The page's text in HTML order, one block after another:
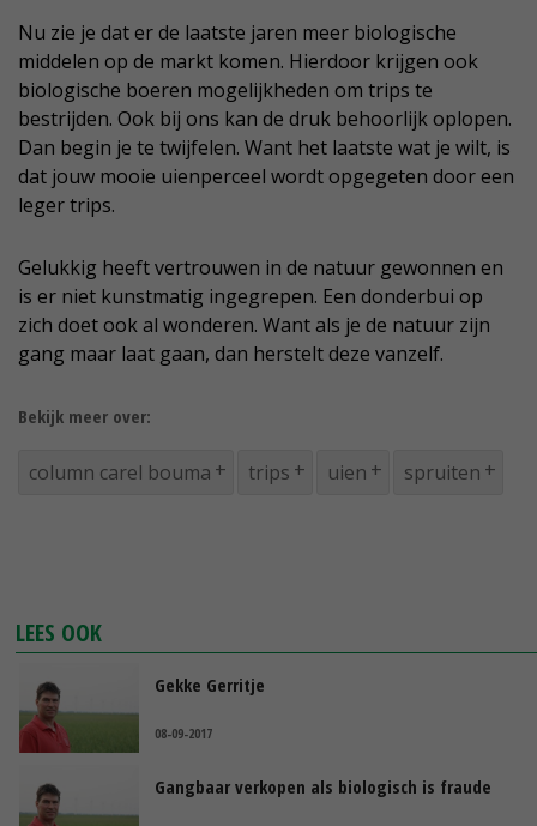
Nu zie je dat er de laatste jaren meer biologische
middelen op de markt komen. Hierdoor krijgen ook
biologische boeren mogelijkheden om trips te
bestrijden. Ook bij ons kan de druk behoorlijk oplopen.
Dan begin je te twijfelen. Want het laatste wat je wilt, is
dat jouw mooie uienperceel wordt opgegeten door een
leger trips.
Gelukkig heeft vertrouwen in de natuur gewonnen en
is er niet kunstmatig ingegrepen. Een donderbui op
zich doet ook al wonderen. Want als je de natuur zijn
gang maar laat gaan, dan herstelt deze vanzelf.
Bekijk meer over:
column carel bouma trips uien spruiten
LEES OOK
Gekke Gerritje
08-09-2017
Gangbaar verkopen als biologisch is fraude